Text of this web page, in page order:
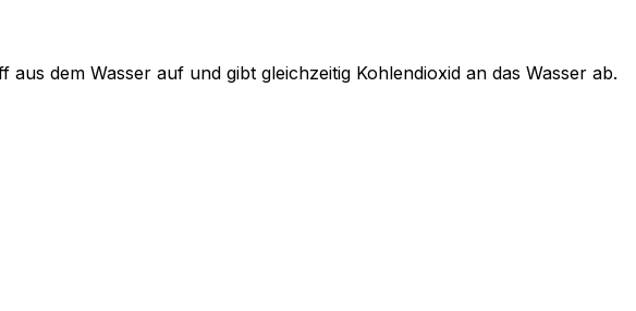
dem Wasser auf und gibt gleichzeitig Kohlendioxid an das Wasser ab.